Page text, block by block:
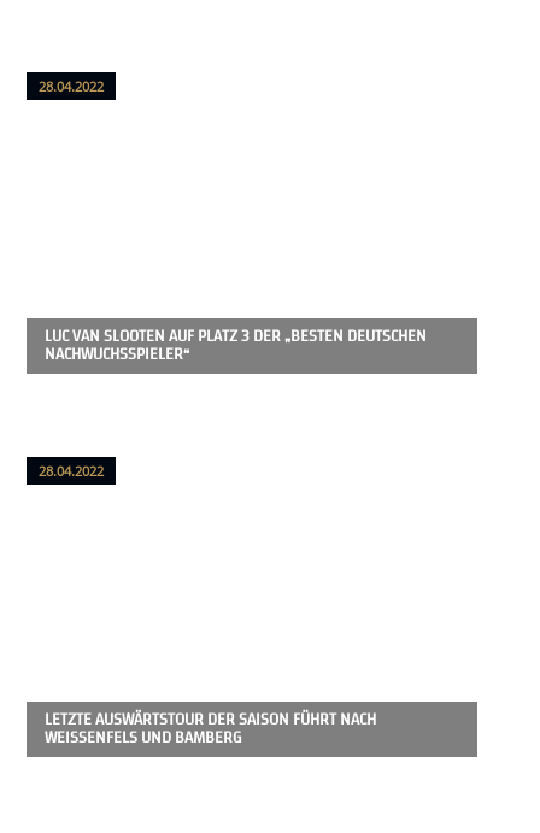
28.04.2022
LUC VAN SLOOTEN AUF PLATZ 3 DER „BESTEN DEUTSCHEN
NACHWUCHSSPIELER“
28.04.2022
LETZTE AUSWÄRTSTOUR DER SAISON FÜHRT NACH
WEISSENFELS UND BAMBERG